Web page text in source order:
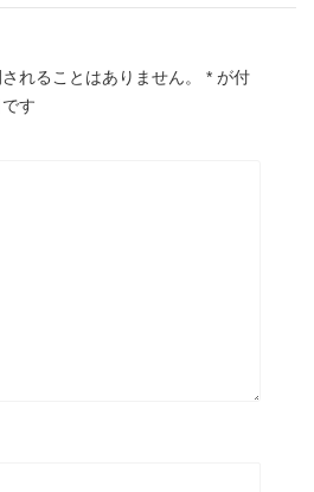
れることはありません。 * が付
す